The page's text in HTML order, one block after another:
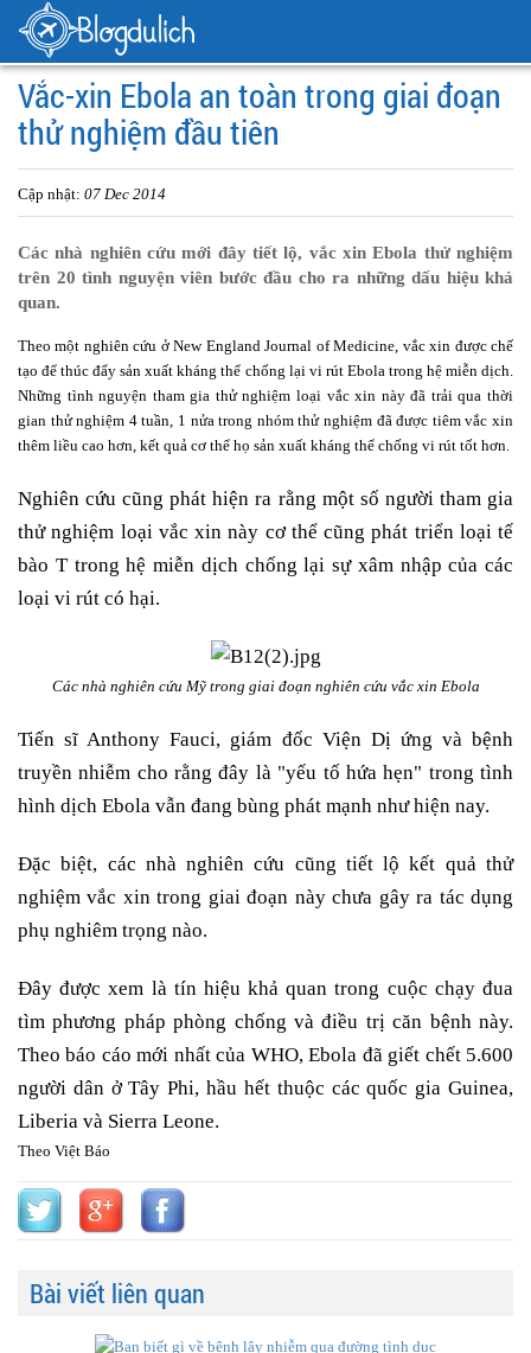
Vắc-xin Ebola an toàn trong giai đoạn
thử nghiệm đầu tiên
Cập nhật: 07 Dec 2014
Các nhà nghiên cứu mới đây tiết lộ, vắc xin Ebola thử nghiệm
trên 20 tình nguyện viên bước đầu cho ra những dấu hiệu khả
quan.
Theo một nghiên cứu ở New England Journal of Medicine, vắc xin được chế
tạo để thúc đẩy sản xuất kháng thể chống lại vi rút Ebola trong hệ miễn dịch.
Những tình nguyện tham gia thử nghiệm loại vắc xin này đã trải qua thời
gian thử nghiệm 4 tuần, 1 nửa trong nhóm thử nghiệm đã được tiêm vắc xin
thêm liều cao hơn, kết quả cơ thể họ sản xuất kháng thể chống vi rút tốt hơn.
Nghiên cứu cũng phát hiện ra rằng một số người tham gia
thử nghiệm loại vắc xin này cơ thể cũng phát triển loại tế
bào T trong hệ miễn dịch chống lại sự xâm nhập của các
loại vi rút có hại.
Các nhà nghiên cứu Mỹ trong giai đoạn nghiên cứu vắc xin Ebola
Tiến sĩ Anthony Fauci, giám đốc Viện Dị ứng và bệnh
truyền nhiễm cho rằng đây là "yếu tố hứa hẹn" trong tình
hình dịch Ebola vẫn đang bùng phát mạnh như hiện nay.
Đặc biệt, các nhà nghiên cứu cũng tiết lộ kết quả thử
nghiệm vắc xin trong giai đoạn này chưa gây ra tác dụng
phụ nghiêm trọng nào.
Đây được xem là tín hiệu khả quan trong cuộc chạy đua
tìm phương pháp phòng chống và điều trị căn bệnh này.
Theo báo cáo mới nhất của WHO, Ebola đã giết chết 5.600
người dân ở Tây Phi, hầu hết thuộc các quốc gia Guinea,
Liberia và Sierra Leone.
Theo Việt Báo
Bài viết liên quan